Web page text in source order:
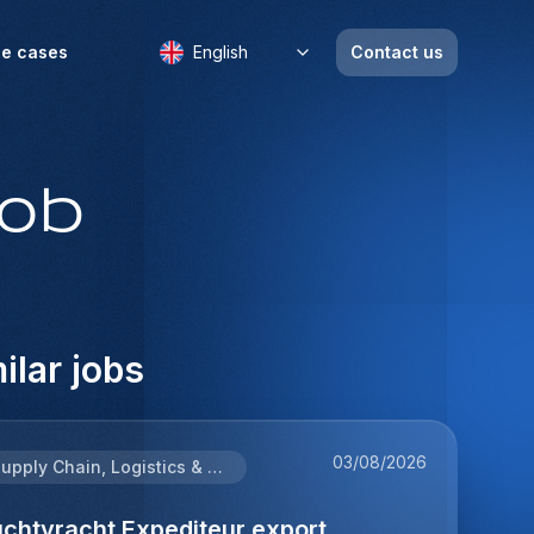
cases English Contact us
jobs
Supply Chain, Logistics & Procurement 03/08/2026